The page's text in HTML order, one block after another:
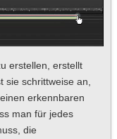
erstellen, erstellt
schrittweise an,
erkennbaren
man für jedes
die